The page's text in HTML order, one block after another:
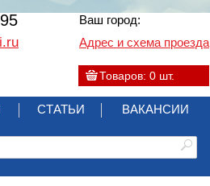
Товаров: 0 шт.
Ваш город:
Адрес и схема проезда
СТАТЬИ ВАКАНСИИ